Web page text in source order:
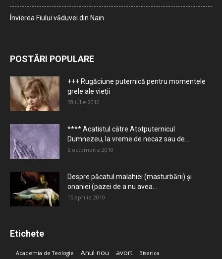
Învierea Fiului văduvei din Nain
POSTĂRI POPULARE
+++ Rugăciune puternică pentru momentele
grele ale vieţii
28 iulie 2010
**** Acatistul către Atotputernicul
Dumnezeu, la vreme de necaz sau de...
5 octombrie 2010
Despre păcatul malahiei (masturbării) şi
onaniei (pazei de a nu avea...
15 aprilie 2010
Etichete
Academia de Teologie Anul nou avort Biserica